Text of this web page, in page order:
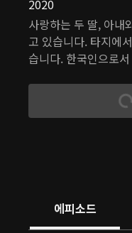
2020
사랑하는 두 딸, 아내
고 있습니다. 타지에
습니다. 한국인으로
에피소드